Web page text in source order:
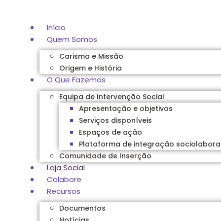
conteúdo
Início
Quem Somos
Carisma e Missão
Origem e História
O Que Fazemos
Equipa de Intervenção Social
Apresentação e objetivos
Serviços disponíveis
Espaços de ação
Plataforma de integração
Comunidade de Inserção
Loja Social
Colabore
Recursos
Documentos